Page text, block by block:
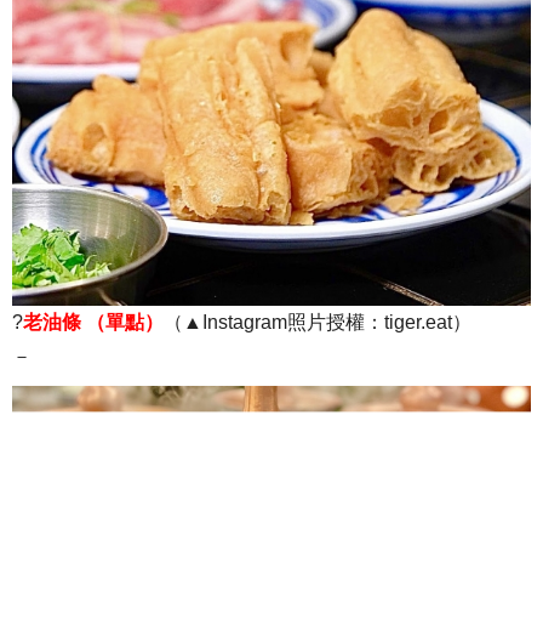
?老油條 （單點）
（▲Instagram照片授權：tiger.eat）
－